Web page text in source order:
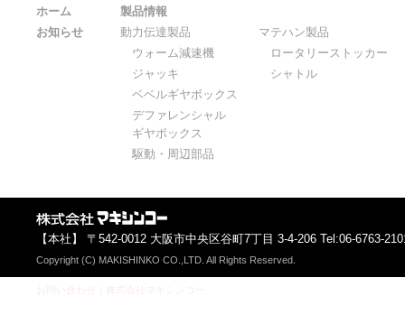
ホーム
お知らせ
製品情報
動力伝達製品
ウォーム減速機
ジャッキ
ベベルギヤボックス
デファレンシャル
ギヤボックス
駆動・周辺部品
マテハン製品
ロータリーストッカー
シャトル
【本社】 〒542-0012 大阪市中央区谷町7丁目 3-4-206 Tel:06-6763-
Copyright (C) MAKISHINKO CO.,LTD. All Rights Reserved.